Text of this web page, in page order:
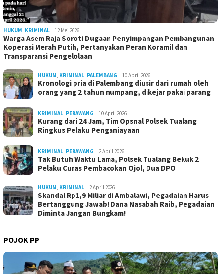
HUKUM, KRIMINAL 12 Mei 2026
Warga Asem Raja Soroti Dugaan Penyimpangan Pembangunan
Koperasi Merah Putih, Pertanyakan Peran Koramil dan
Transparansi Pengelolaan
HUKUM, KRIMINAL, PALEMBANG 10 April 2026
Kronologi pria di Palembang diusir dari rumah oleh
orang yang 2 tahun numpang, dikejar pakai parang
KRIMINAL, PERAWANG 10 April 2026
Kurang dari 24 Jam, Tim Opsnal Polsek Tualang
Ringkus Pelaku Penganiayaan
KRIMINAL, PERAWANG 2 April 2026
Tak Butuh Waktu Lama, Polsek Tualang Bekuk 2
Pelaku Curas Pembacokan Ojol, Dua DPO
HUKUM, KRIMINAL 2 April 2026
Skandal Rp1,9 Miliar di Ambalawi, Pegadaian Harus
Bertanggung Jawab! Dana Nasabah Raib, Pegadaian
Diminta Jangan Bungkam!
POJOK PP